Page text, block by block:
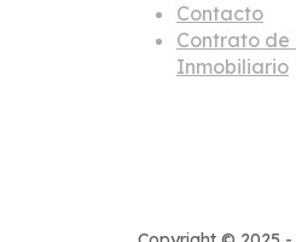
Contacto
Contrato de
Inmobiliario